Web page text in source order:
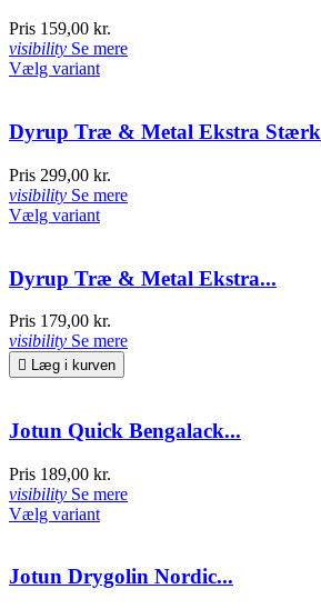
Pris 159,00 kr.
visibility Se mere
Vælg variant
Dyrup Træ & Metal Ekstra Stærk
Pris 299,00 kr.
visibility Se mere
Vælg variant
Dyrup Træ & Metal Ekstra...
Pris 179,00 kr.
visibility Se mere
 Læg i kurven
Jotun Quick Bengalack...
Pris 189,00 kr.
visibility Se mere
Vælg variant
Jotun Drygolin Nordic...